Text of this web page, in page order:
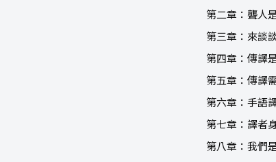
第二章：聾人
第三章：來談
第四章：傳譯
第五章：傳譯
第六章：手語
第七章：譯者
第八章：我們